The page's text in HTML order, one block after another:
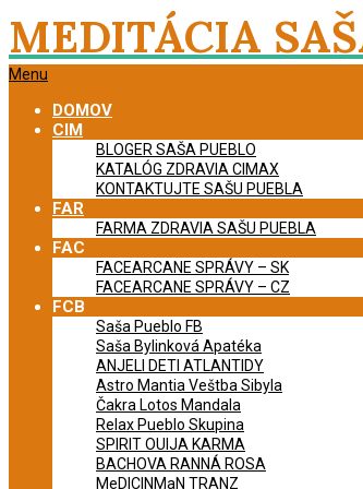
Skip
to
content
MEDITÁCIA
Primary
Menu
Menu
DOMOV
CIM
BLOGER SAŠA PUEBLO
KATALÓG ZDRAVIA CIMAX
KONTAKTUJTE SAŠU PUEBLA
FAR
FARMA ZDRAVIA SAŠU PUEBLA
FAC
FACEARCANE SPRÁVY – SK
FACEARCANE SPRÁVY – CZ
FCB
Saša Pueblo FB
Saša Bylinková Apatéka
ANJELI DETI ATLANTIDY
Astro Mantia Veštba Sibyla
Čakra Lotos Mandala
Relax Pueblo Skupina
SPIRIT OUIJA KARMA
BACHOVA RANNÁ ROSA
MeDICINMaN TRANZ